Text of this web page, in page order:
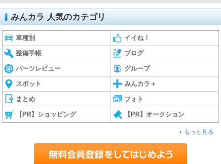
みんカラ 人気のカテゴリ
車種別 イイね！
整備手帳 ブログ
パーツレビュー グループ
スポット みんカラ＋
まとめ フォト
【PR】ショッピング 【PR】オークション
もっと見る